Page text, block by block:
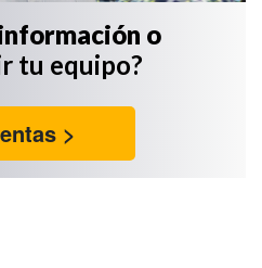
o
tu equipo?
>